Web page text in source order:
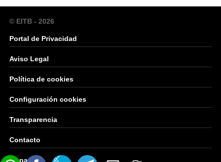
© EITB - 2026
Portal de Privacidad
Aviso Legal
Política de cookies
Configuración cookies
Transparencia
Contacto
Mapa Web